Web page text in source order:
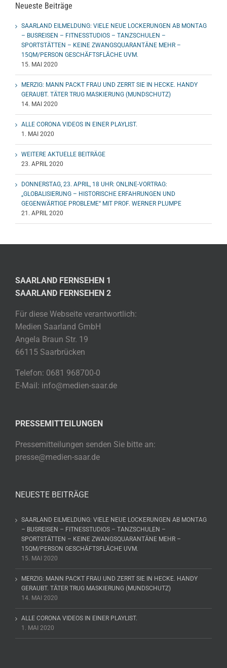
Neueste Beiträge
SAARLAND EILMELDUNG: VIELE NEUE LOCKERUNGEN AB MONTAG
– BUSREISEN – FITNESSTUDIOS – TANZSCHULEN –
SPORTSTÄTTEN – KEINE ZWANGSQUARANTÄNE MEHR –
15QM/PERSON GESCHÄFTSFLÄCHE UVM.
15. MAI 2020
MERZIG: MANN PACKT FRAU UND ZERRT SIE IN HECKE. HANDY
GERAUBT. TÄTER TRUG MASKIERUNG (MUNDSCHUTZ)
14. MAI 2020
ALLE CORONA VIDEOS IN EINER PLAYLIST.
1. MAI 2020
WEITERE AKTUELLE BEITRÄGE
23. APRIL 2020
DONNERSTAG, 23. APRIL, 18 UHR: ONLINE-VORTRAG:
„GLOBALISIERUNG – HISTORISCHE ERFAHRUNGEN UND
GEGENWÄRTIGE PROBLEME“ MIT PROF. WERNER PLUMPE
21. APRIL 2020
SAARLAND FERNSEHEN 1
SAARLAND FERNSEHEN 2
Für diese Webseite verantwortlich:
Medien Saarland GmbH
Angela Braun Str. 19
66115 Saarbrücken
Telefon: 0681 968700-0
E-Mail: info@medien-saar.de
PRESSEMITTEILUNGEN
Pressemitteilungen senden Sie bitte an:
presse@medien-saar.de
NEUESTE BEITRÄGE
SAARLAND EILMELDUNG: VIELE NEUE LOCKERUNGEN AB MONTAG
– BUSREISEN – FITNESSTUDIOS – TANZSCHULEN –
SPORTSTÄTTEN – KEINE ZWANGSQUARANTÄNE MEHR –
15QM/PERSON GESCHÄFTSFLÄCHE UVM.
15. MAI 2020
MERZIG: MANN PACKT FRAU UND ZERRT SIE IN HECKE. HANDY
GERAUBT. TÄTER TRUG MASKIERUNG (MUNDSCHUTZ)
14. MAI 2020
ALLE CORONA VIDEOS IN EINER PLAYLIST.
1. MAI 2020